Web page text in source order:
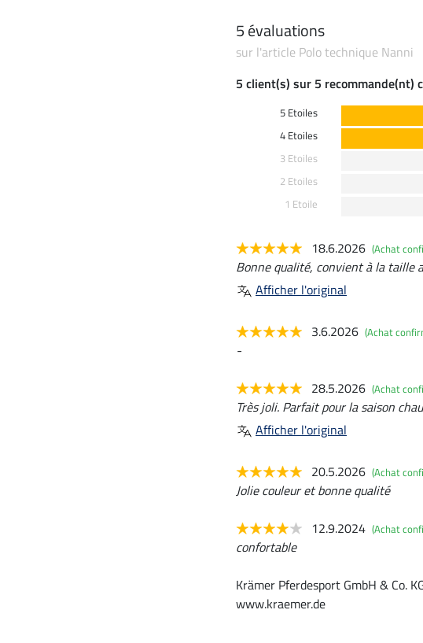
5 évaluations
sur l'article Polo technique Nanni
5 client(s) sur 5 recommande(nt)
5 Etoiles
4 Etoiles
3 Etoiles
2 Etoiles
1 Etoile
18.6.2026 (Achat
Bonne qualité, convient à la taille
Afficher l'original
3.6.2026 (Achat
-
28.5.2026 (Achat
Très joli. Parfait pour la saison
Afficher l'original
20.5.2026 (Achat
Jolie couleur et bonne qualité
12.9.2024 (Achat
confortable
Krämer Pferdesport GmbH & Co.
www.kraemer.de